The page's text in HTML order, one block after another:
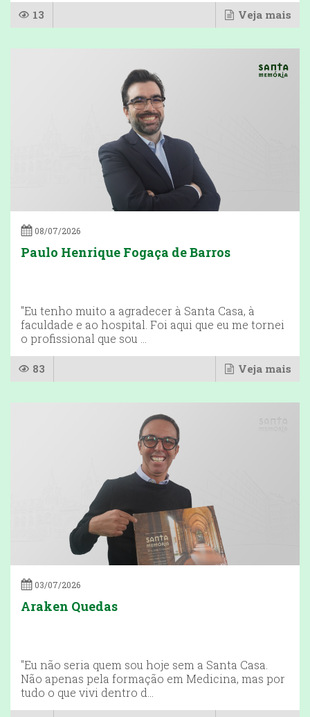
13 Veja mais
08/07/2026
Paulo Henrique Fogaça de Barros
"Eu tenho muito a agradecer à Santa Casa, à
faculdade e ao hospital. Foi aqui que eu me tornei
o profissional que sou ...
83 Veja mais
03/07/2026
Araken Quedas
"Eu não seria quem sou hoje sem a Santa Casa.
Não apenas pela formação em Medicina, mas por
tudo o que vivi dentro d...